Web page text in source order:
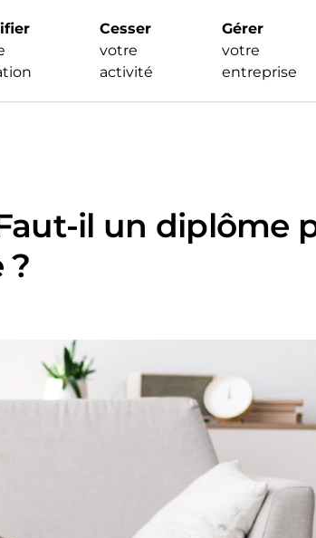
Cesser
votre
activité
Gérer
votre
entreprise
il un diplôme
?